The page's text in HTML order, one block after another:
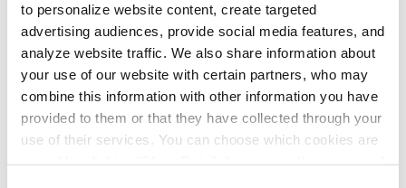
to personalize website content, create targeted
advertising audiences, provide social media features, and
analyze website traffic. We also share information about
your use of our website with certain partners, who may
combine this information with other information you have
provided to them or that they have collected through your
use of their services. You can choose which cookies are
Collaboration et rituels
L’outil de collaboration et de rituels
guide le managerdans son rôle en
fonction de ses responsabilités et
l’intègre dans unestructure de